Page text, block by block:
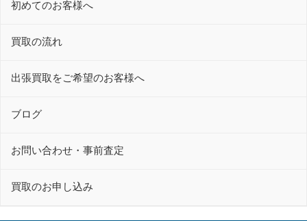
ゲ
ー
ョ
初めてのお客様へ
買取の流れ
出張買取をご希望のお客様へ
ブログ
お問い合わせ・事前査定
買取のお申し込み